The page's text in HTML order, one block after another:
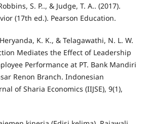
S. P.., & Judge, T. A.. (2017).
(17th ed.). Pearson Education.
K. K., & Telagawathi, N. L. W.
Mediates the Effect of Leadership
Performance at PT. Bank Mandiri
Renon Branch. Indonesian
of Sharia Economics (IIJSE), 9(1),